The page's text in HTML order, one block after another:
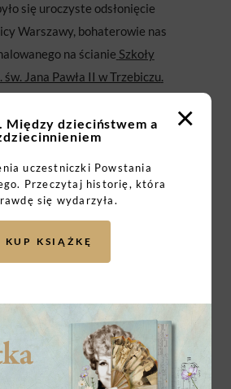
się uroczyste odsłonięcie
Warszawy, bohaterowie nas
na ścianie Szkoły
Jana Pawła II w Trzebiczu.
Niepodległości, co nadało
szczególny, historyczny wymiar.
placówek wyróżniona dodatkowo
muralu z okazji 80. rocznicy
o powierzchni 10 m², stworzony
związane z Powstaniem
punktem kompozycji
Warszawy, wokół której
pełną emocji i historycznych
×
Między dzieciństwem a
uczestniczki Powstania
Przeczytaj historię, która
się wydarzyła.
KUP KSIĄŻKĘ